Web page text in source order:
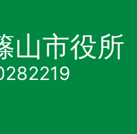
山市役所